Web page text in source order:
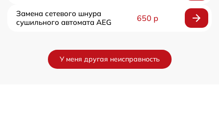
Замена сетевого шнура
сушильного автомата AEG
650 р
У меня другая неисправность